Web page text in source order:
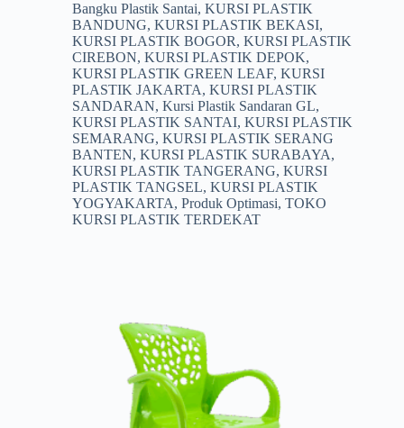
Bangku Plastik Santai, KURSI PLASTIK
BANDUNG, KURSI PLASTIK BEKASI,
KURSI PLASTIK BOGOR, KURSI PLASTIK
CIREBON, KURSI PLASTIK DEPOK,
KURSI PLASTIK GREEN LEAF, KURSI
PLASTIK JAKARTA, KURSI PLASTIK
SANDARAN, Kursi Plastik Sandaran GL,
KURSI PLASTIK SANTAI, KURSI PLASTIK
SEMARANG, KURSI PLASTIK SERANG
BANTEN, KURSI PLASTIK SURABAYA,
KURSI PLASTIK TANGERANG, KURSI
PLASTIK TANGSEL, KURSI PLASTIK
YOGYAKARTA, Produk Optimasi, TOKO
KURSI PLASTIK TERDEKAT